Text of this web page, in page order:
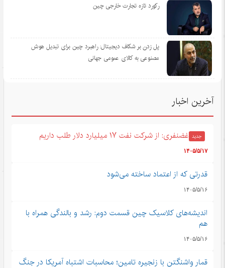
رکورد تازه تجارت خارجی چین
پل زدن بر شکاف دیجیتال: راهبرد چین برای تبدیل هوش
مصنوعی به کالای عمومی جهانی
آخرین اخبار
جدید غضنفری: از شرکت نفت ۱۷ میلیارد دلار طلب داریم
۱۴۰۵/۵/۱۷
قدرتی که از اعتماد ساخته می‌شود
۱۴۰۵/۵/۱۶
اندیشه‌های کلاسیک چین قسمت دوم: رشد و بالندگی همراه با
هم
۱۴۰۵/۵/۱۶
قمار واشنگتن با زنجیره تامین؛ محاسبات اشتباه آمریکا در جنگ